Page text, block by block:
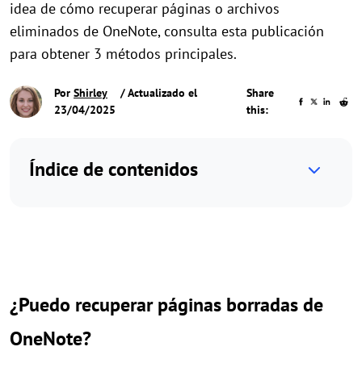
idea de cómo recuperar páginas o archivos
eliminados de OneNote, consulta esta publicación
para obtener 3 métodos principales.
Por Shirley
/ Actualizado el
23/04/2025
Share
this:
Índice de contenidos
¿Puedo recuperar páginas borradas de
OneNote?